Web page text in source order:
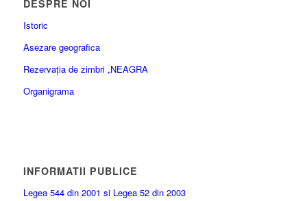
DESPRE NOI
Istoric
Asezare geografica
Rezervația de zimbri „NEAGRA
Organigrama
INFORMATII PUBLICE
Legea 544 din 2001 si Legea 52 din 2003